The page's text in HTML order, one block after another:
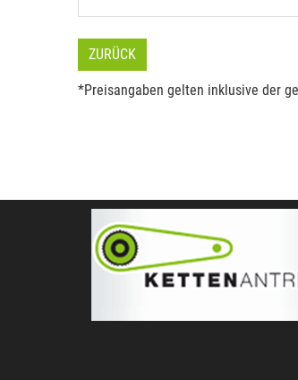
ZURÜCK
*Preisangaben gelten inklusive der